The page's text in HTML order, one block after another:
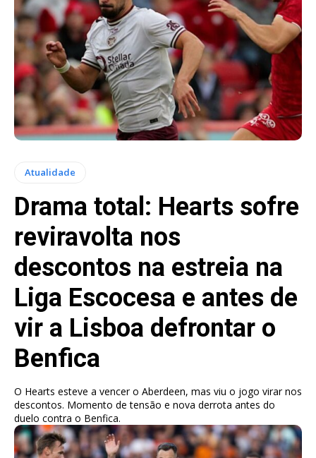
Atualidade
Drama total: Hearts sofre
reviravolta nos
descontos na estreia na
Liga Escocesa e antes de
vir a Lisboa defrontar o
Benfica
O Hearts esteve a vencer o Aberdeen, mas viu o jogo virar nos
descontos. Momento de tensão e nova derrota antes do
duelo contra o Benfica.